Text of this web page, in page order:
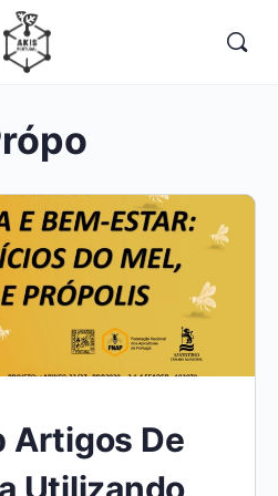
Artigos De